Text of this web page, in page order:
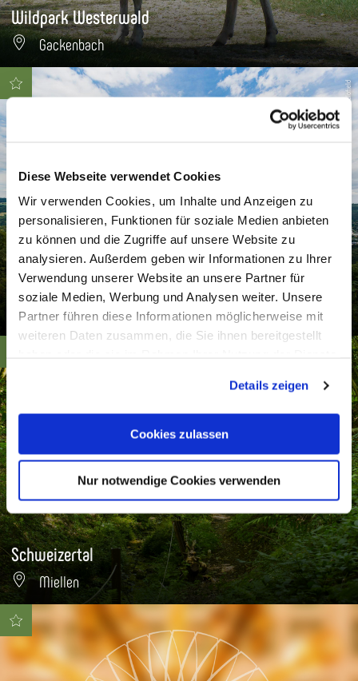
Diese Webseite verwendet Cookies
Wir verwenden Cookies, um Inhalte und Anzeigen zu
personalisieren, Funktionen für soziale Medien anbieten
zu können und die Zugriffe auf unsere Website zu
analysieren. Außerdem geben wir Informationen zu Ihrer
Verwendung unserer Website an unsere Partner für
soziale Medien, Werbung und Analysen weiter. Unsere
Partner führen diese Informationen möglicherweise mit
weiteren Daten zusammen, die Sie ihnen bereitgestellt
Cookies, wenn Sie unsere Webseite weiterhin nutzen.
Details zeigen
Cookies zulassen
Nur notwendige Cookies verwenden
Wildpark Westerwald
Gackenbach
LTV - Paaru Blofield
Kuxlay
Dausenau
TBEN
Schweizertal
Miellen